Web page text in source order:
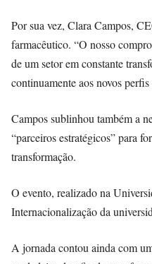
Por sua vez, Clara Campos,
farmacêutico. “O nosso
de um setor em constante
continuamente aos novos
Campos sublinhou também a
“parceiros estratégicos” para
transformação.
O evento, realizado na
Internacionalização da
A jornada contou ainda com